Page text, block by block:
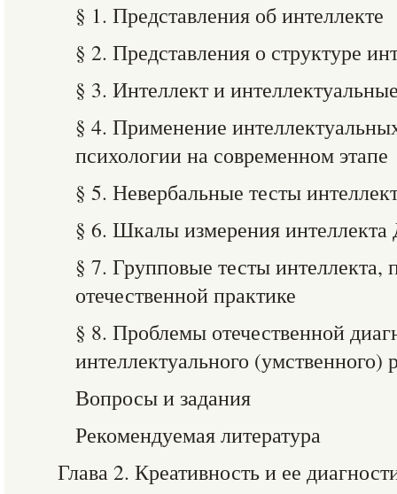
§ 1. Представления об интеллекте
§ 2. Представления о структуре
§ 3. Интеллект и
§ 4. Применение
психологии на современном этапе
§ 5. Невербальные тесты
§ 6. Шкалы измерения интеллекта
§ 7. Групповые тесты интеллекта,
отечественной практике
§ 8. Проблемы отечественной
интеллектуального (умственного)
Вопросы и задания
Рекомендуемая литература
Глава 2. Креативность и ее